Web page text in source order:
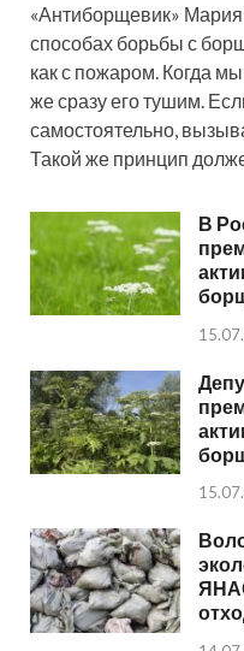
«Антиборщевик»
способах борьбы с
как с пожаром. Когда
же сразу его тушим.
самостоятельно,
Такой же принцип
В